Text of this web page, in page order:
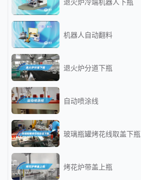
机器人自动翻料
退火炉分道下瓶
自动喷涂线
玻璃瓶罐烤花线取盖下瓶
烤花炉带盖上瓶